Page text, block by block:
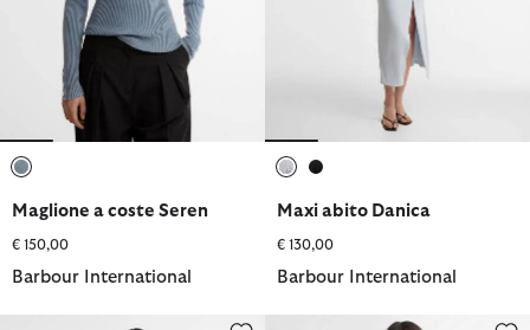
Maglione a coste Seren
€ 150,00
Barbour International
Maxi abito Danica
€ 130,00
Barbour International
Abito midi Cinzia Felpa con zip corta Nova